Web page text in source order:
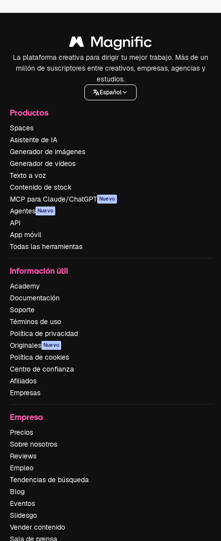
La plataforma creativa para dirigir tu mejor trabajo. Más de un
millón de suscriptores entre creativos, empresas, agencias y
estudios.
Español
Productos
Spaces
Asistente de IA
Generador de imágenes
Generador de vídeos
Texto a voz
Contenido de stock
MCP para Claude/ChatGPT Nuevo
Agentes Nuevo
API
App móvil
Todas las herramientas
Información útil
Academy
Documentación
Soporte
Términos de uso
Política de privacidad
Originales Nuevo
Política de cookies
Centro de confianza
Afiliados
Empresas
Empresa
Precios
Sobre nosotros
Reviews
Empleo
Tendencias de búsqueda
Blog
Eventos
Slidesgo
Vender contenido
Sala de prensa